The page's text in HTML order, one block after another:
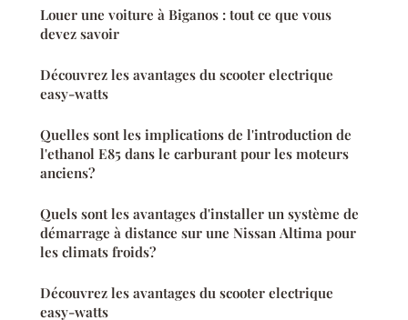
Louer une voiture à Biganos : tout ce que vous
devez savoir
Découvrez les avantages du scooter electrique
easy-watts
Quelles sont les implications de l'introduction de
l'ethanol E85 dans le carburant pour les moteurs
anciens?
Quels sont les avantages d'installer un système de
démarrage à distance sur une Nissan Altima pour
les climats froids?
Découvrez les avantages du scooter electrique
easy-watts